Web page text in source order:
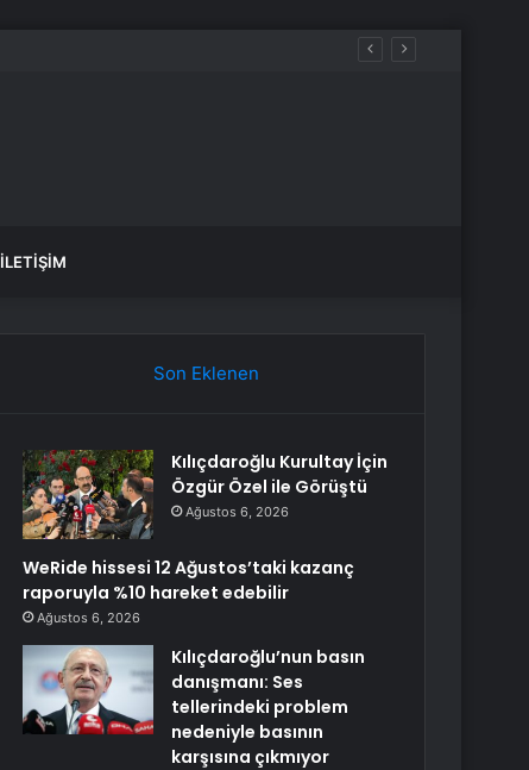
İLETIŞIM
Son Eklenen
Kılıçdaroğlu Kurultay İçin
Özgür Özel ile Görüştü
Ağustos 6, 2026
WeRide hissesi 12 Ağustos’taki kazanç
raporuyla %10 hareket edebilir
Ağustos 6, 2026
Kılıçdaroğlu’nun basın
danışmanı: Ses
tellerindeki problem
nedeniyle basının
karşısına çıkmıyor